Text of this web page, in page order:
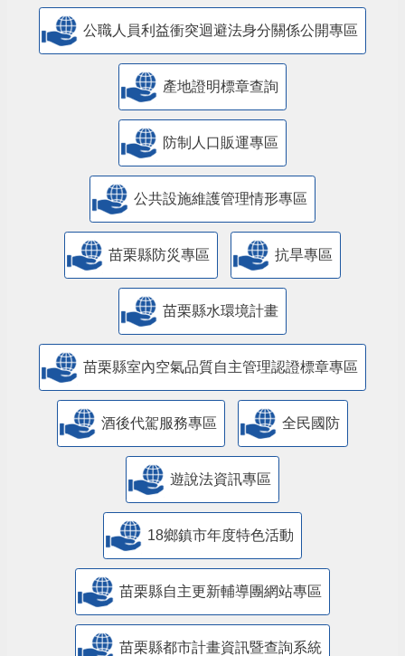
公職人員利益衝突迴避法身分關係公開專區
產地證明標章查詢
防制人口販運專區
​公共設施維護管理情形專區
苗栗縣防災專區 抗旱專區
苗栗縣水環境計畫
苗栗縣室內空氣品質自主管理認證標章專區
酒後代駕服務專區 全民國防
遊說法資訊專區
18鄉鎮市年度特色活動
苗栗縣自主更新輔導團網站專區
苗栗縣都市計畫資訊暨查詢系統